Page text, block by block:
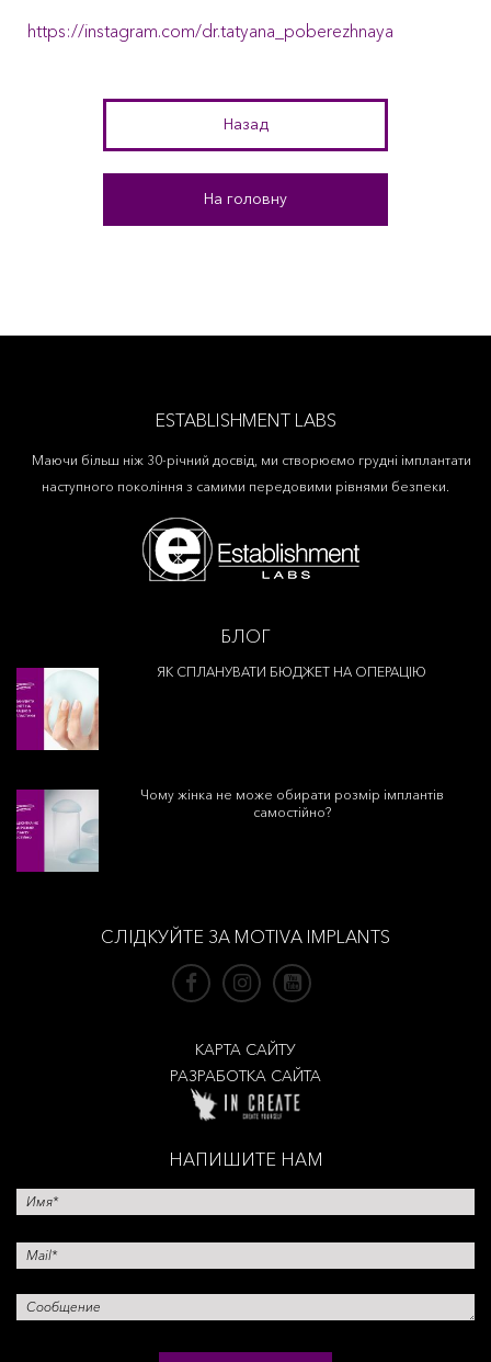
https://instagram.com/dr.tatyana_poberezhnaya
Назад
На головну
ESTABLISHMENT LABS
Маючи більш ніж 30-річний досвід, ми створюємо грудні імплантати
наступного покоління з самими передовими рівнями безпеки.
БЛОГ
ЯК СПЛАНУВАТИ БЮДЖЕТ НА ОПЕРАЦІЮ
Чому жінка не може обирати розмір імплантів
самостійно?
СЛІДКУЙТЕ ЗА MOTIVA IMPLANTS
КАРТА САЙТУ
РАЗРАБОТКА САЙТА
НАПИШИТЕ НАМ